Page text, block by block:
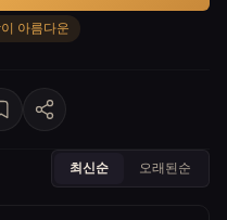
아름다운
최신순 오래된순